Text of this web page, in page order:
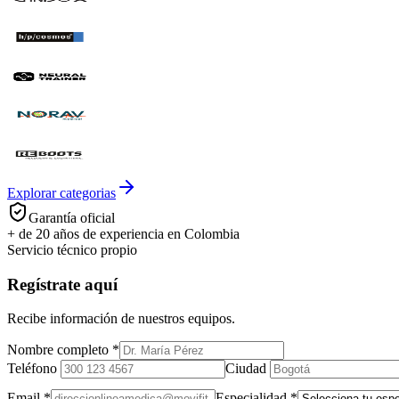
Explorar categorias
Garantía oficial
+ de 20 años de experiencia en Colombia
Servicio técnico propio
Regístrate aquí
Recibe información de nuestros equipos.
Nombre completo *
Teléfono
Ciudad